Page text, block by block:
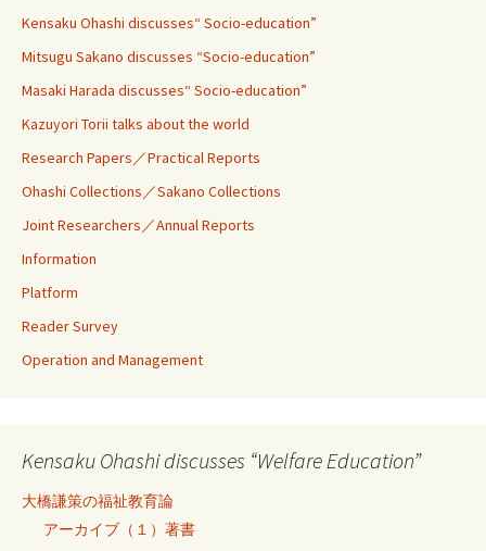
Kensaku Ohashi discusses“ Socio-education”
Mitsugu Sakano discusses “Socio-education”
Masaki Harada discusses“ Socio-education”
Kazuyori Torii talks about the world
Research Papers／Practical Reports
Ohashi Collections／Sakano Collections
Joint Researchers／Annual Reports
Information
Platform
Reader Survey
Operation and Management
Kensaku Ohashi discusses “Welfare Education”
大橋謙策の福祉教育論
アーカイブ（１）著書